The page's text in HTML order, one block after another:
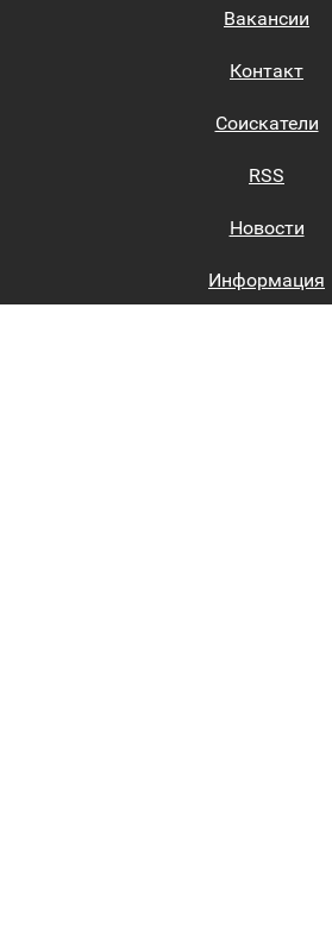
Вакансии
Контакт
Соискатели
RSS
Новости
Информация